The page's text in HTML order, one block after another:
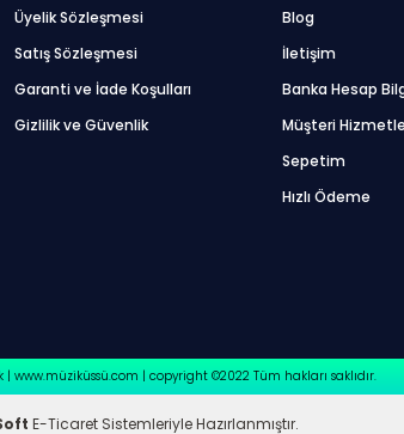
Üyelik Sözleşmesi
Satış Sözleşmesi
Garanti ve İade Koşulları
Gizlilik ve Güvenlik
Blog
İletişim
Banka Hesap
Müşteri
Sepetim
Hızlı Ödeme
www.müziküssü.com | copyright ©2022 Tüm hakları saklıdır.
E-TicaretSistemleriyle Hazırlanmıştır.